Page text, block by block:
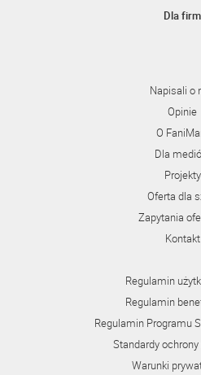
Dla firm
Napisali o
Opinie
O
Dla
Projekty
Oferta dla
Zapytania
Kontakt
Regulamin
Regulamin
Regulamin Programu
Standardy
Warunki